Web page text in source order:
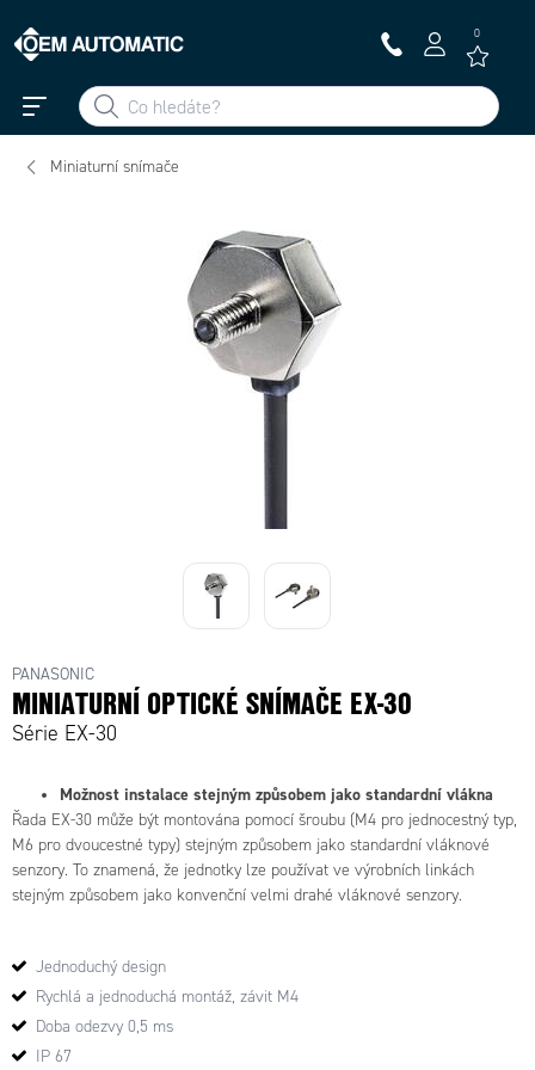
0
Miniaturní snímače
PANASONIC
MINIATURNÍ OPTICKÉ SNÍMAČE EX-30
Série EX-30
Možnost instalace stejným způsobem jako standardní vlákna
Řada EX-30 může být montována pomocí šroubu (M4 pro jednocestný typ,
M6 pro dvoucestné typy) stejným způsobem jako standardní vláknové
senzory. To znamená, že jednotky lze používat ve výrobních linkách
stejným způsobem jako konvenční velmi drahé vláknové senzory.
Jednoduchý design
Rychlá a jednoduchá montáž, závit M4
Doba odezvy 0,5 ms
IP 67